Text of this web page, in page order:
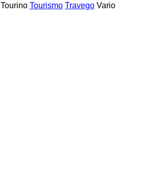
Tourino Tourismo Travego Vario